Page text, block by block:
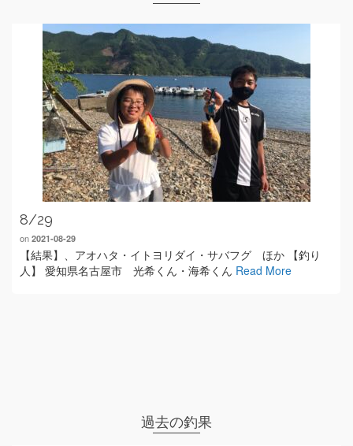
8/29
on 2021-08-29
【結果】、アオハタ・イトヨリダイ・サバフグ ほか 【釣り
人】 愛知県名古屋市 光希くん・海希くん Read More
過去の釣果